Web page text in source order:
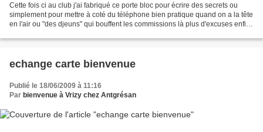
Cette fois ci au club j'ai fabriqué ce porte bloc pour écrire des secrets ou
simplement pour mettre à coté du téléphone bien pratique quand on a la tête
en l'air ou "des djeuns" qui bouffent les commissions là plus d'excuses enfin
echange carte bienvenue
Publié le 18/06/2009 à 11:16
Par bienvenue à Vrizy chez Antgrésan